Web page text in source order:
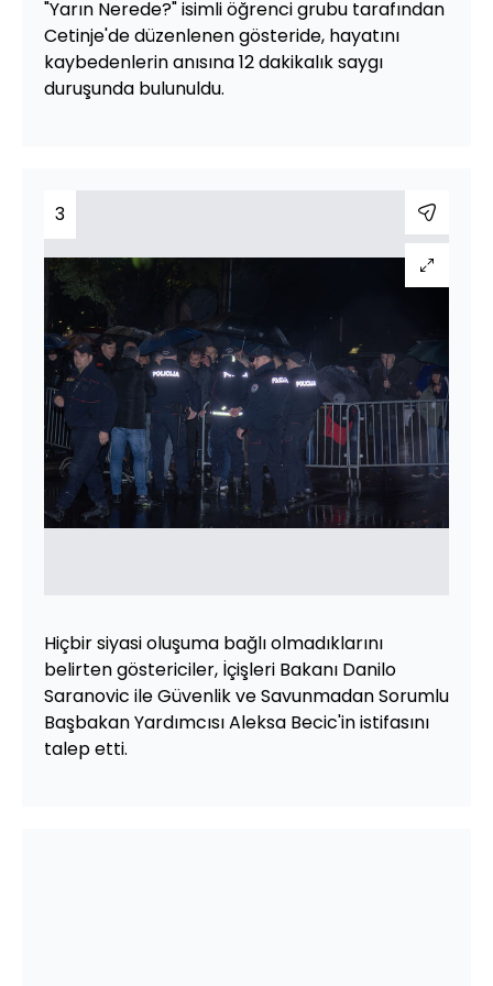
"Yarın Nerede?" isimli öğrenci grubu tarafından
Cetinje'de düzenlenen gösteride, hayatını
kaybedenlerin anısına 12 dakikalık saygı
duruşunda bulunuldu.
3
Hiçbir siyasi oluşuma bağlı olmadıklarını
belirten göstericiler, İçişleri Bakanı Danilo
Saranovic ile Güvenlik ve Savunmadan Sorumlu
Başbakan Yardımcısı Aleksa Becic'in istifasını
talep etti.